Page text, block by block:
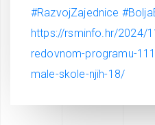
#RazvojZajednice
https://rsminfo.hr/2024/
redovnom-programu-
male-skole-njih-18/